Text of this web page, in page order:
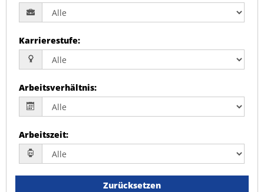
Karrierestufe:
Arbeitsverhältnis:
Arbeitszeit:
Zurücksetzen